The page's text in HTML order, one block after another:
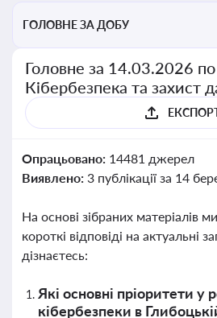
ГОЛОВНЕ ЗА ДОБУ
Головне за 14.03.2026 по
Кібербезпека та захист
Опрацьовано: 14481 джерел
Виявлено: 3 публікації за 14
На основі зібраних матеріалів
короткі відповіді на актуальні
дізнаєтесь:
Які основні пріоритети у
кібербезпеки в